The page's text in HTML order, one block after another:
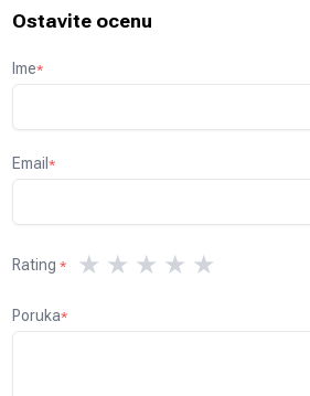
Ostavite ocenu
Ime*
Email*
Rating * ★ ★ ★ ★ ★
Poruka*